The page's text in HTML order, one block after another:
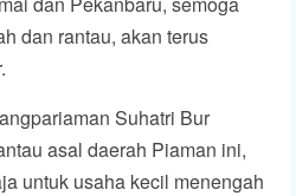
dan rantau, akan terus
Suhatri Bur
asal daerah Piaman ini,
untuk usaha kecil menengah